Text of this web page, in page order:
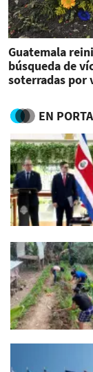
Guatemala
búsqueda de
soterradas por
EN